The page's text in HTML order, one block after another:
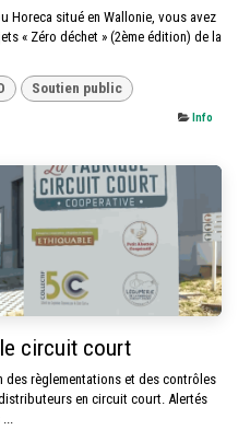
Horeca situé en Wallonie, vous avez
« Zéro déchet » (2ème édition) de la
Soutien public
Info
circuit court
des règlementations et des contrôles
en circuit court. Alertés
...